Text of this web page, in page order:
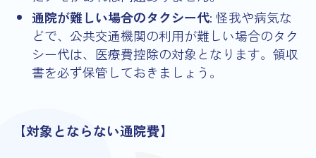
通院が難しい場合のタクシー代: 怪我や病気な
どで、公共交通機関の利用が難しい場合のタク
シー代は、医療費控除の対象となります。領収
書を必ず保管しておきましょう。
【対象とならない通院費】